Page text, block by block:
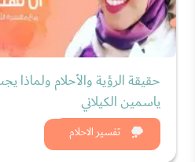
تفسير الاحلام
حقيقة الرؤية والأحلام ولماذا
ياسمين الكيلاني
شاهد الان